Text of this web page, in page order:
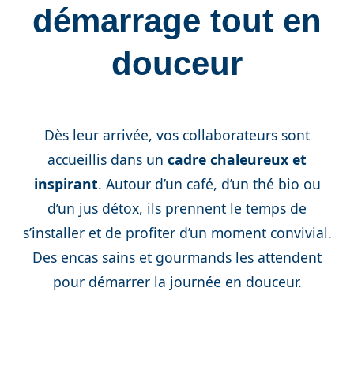
démarrage tout en
douceur
Dès leur arrivée, vos collaborateurs sont
accueillis dans un cadre chaleureux et
inspirant. Autour d’un café, d’un thé bio ou
d’un jus détox, ils prennent le temps de
s’installer et de profiter d’un moment convivial.
Des encas sains et gourmands les attendent
pour démarrer la journée en douceur.